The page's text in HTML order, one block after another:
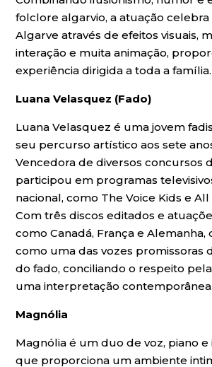
folclore algarvio, a atuação
Algarve através de efeitos visuais,
interação e muita animação,
experiência dirigida a toda a família.
Luana Velasquez (Fado)
Luana Velasquez é uma jovem
seu percurso artístico aos sete
Vencedora de diversos concursos
participou em programas
nacional, como The Voice Kids e
Com três discos editados e
como Canadá, França e Alemanha,
como uma das vozes promissoras
do fado, conciliando o respeito
uma interpretação contemporânea.
Magnólia
Magnólia é um duo de voz, piano
que proporciona um ambiente